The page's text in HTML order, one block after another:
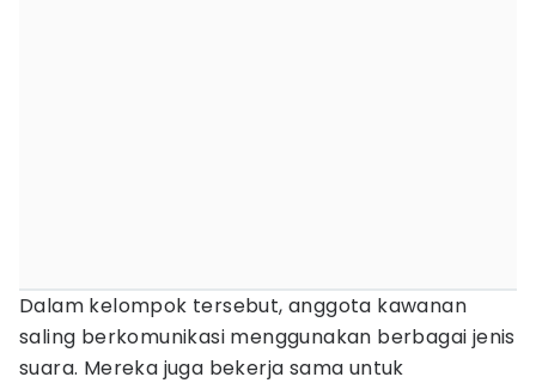
Dalam kelompok tersebut, anggota kawanan
saling berkomunikasi menggunakan berbagai jenis
suara. Mereka juga bekerja sama untuk